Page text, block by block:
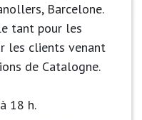
Barcelone.
tant pour les
les clients venant
de Catalogne.
18 h.